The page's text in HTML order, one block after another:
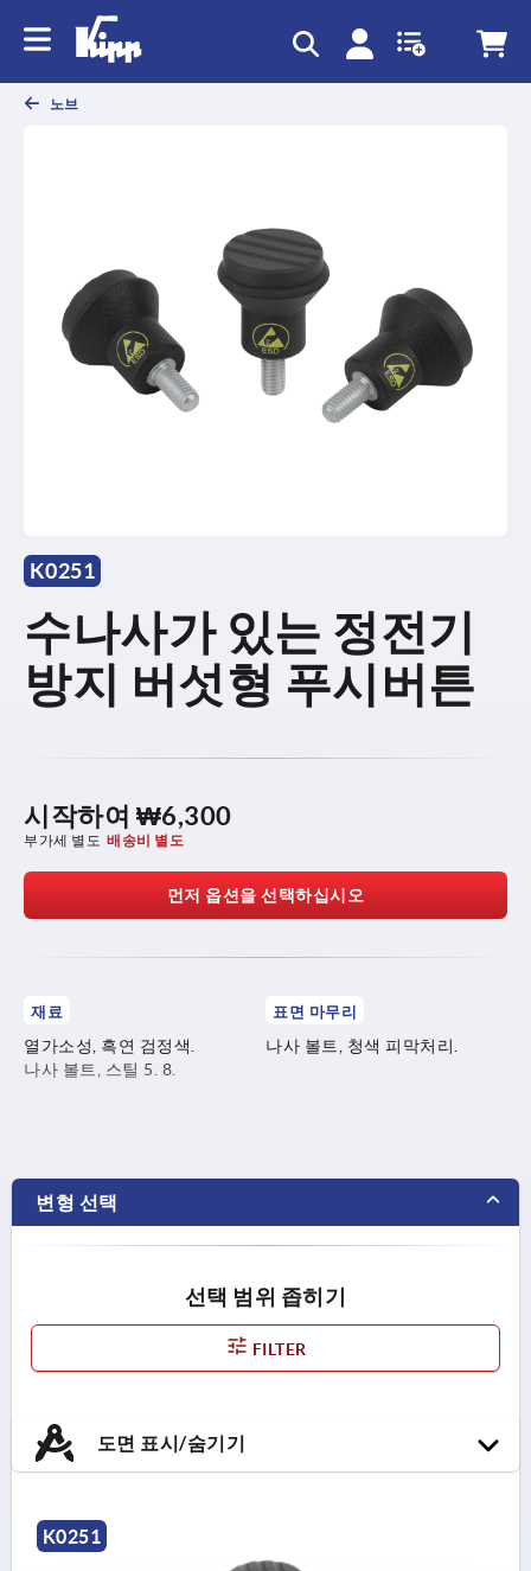
노브
K0251
수나사가 있는 정전기
방지 버섯형 푸시버튼
시작하여 ₩6,300
부가세 별도 배송비 별도
먼저 옵션을 선택하십시오
재료
열가소성, 흑연 검정색.
나사 볼트, 스틸 5. 8.
표면 마무리
나사 볼트, 청색 피막처리.
변형 선택
선택 범위 좁히기
FILTER
도면 표시/숨기기
K0251